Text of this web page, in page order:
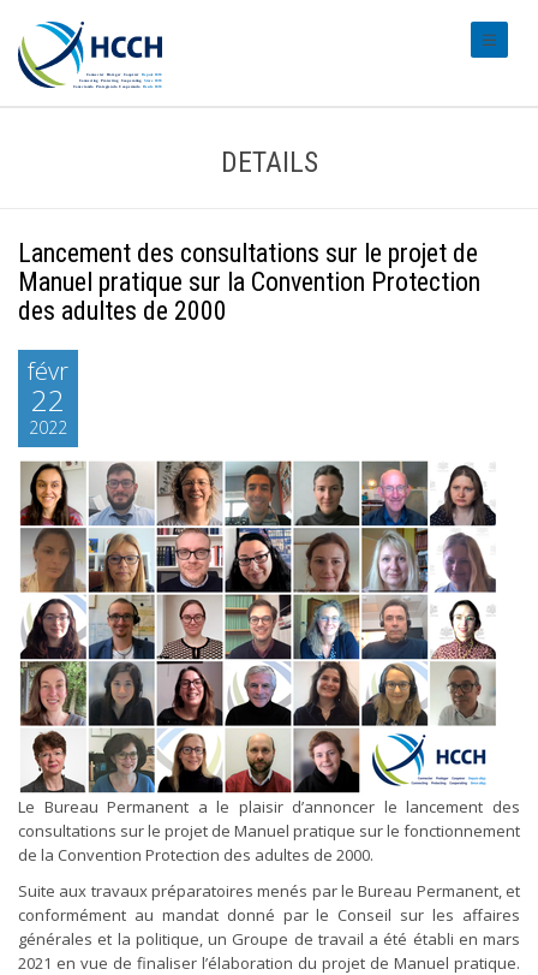
DETAILS
Lancement des consultations sur le projet de
Manuel pratique sur la Convention Protection
des adultes de 2000
févr
22
2022
Le Bureau Permanent a le plaisir d’annoncer le lancement des
consultations sur le projet de Manuel pratique sur le fonctionnement
de la Convention Protection des adultes de 2000.
Suite aux travaux préparatoires menés par le Bureau Permanent, et
conformément au mandat donné par le Conseil sur les affaires
générales et la politique, un Groupe de travail a été établi en mars
2021 en vue de finaliser l’élaboration du projet de Manuel pratique.